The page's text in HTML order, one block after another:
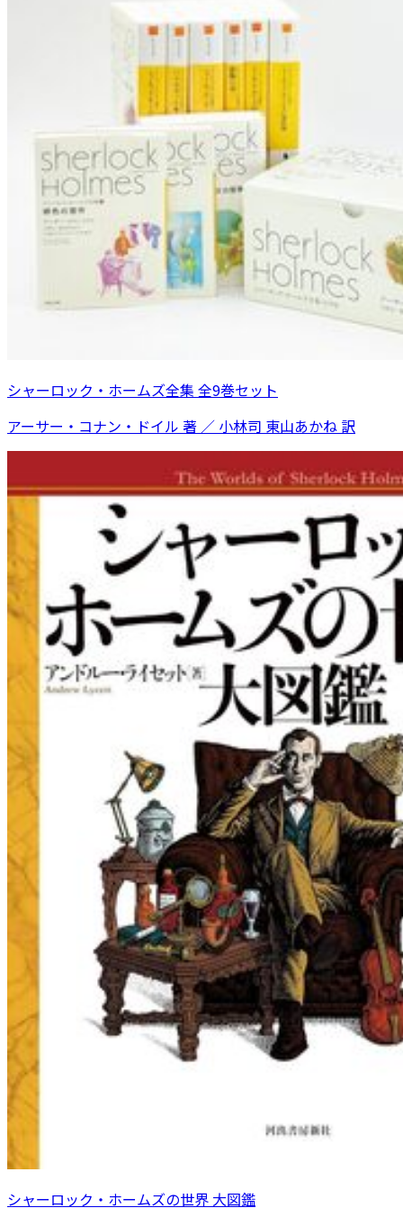
シャーロック・ホームズ全集 全9巻セット
アーサー・コナン・ドイル 著 ／ 小林司 東山あかね 訳
シャーロック・ホームズの世界 大図鑑